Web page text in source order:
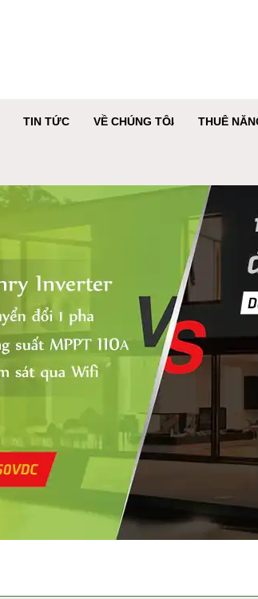
TIN TỨC VỀ CHÚNG TÔI THUÊ